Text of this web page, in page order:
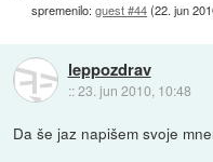
spremenilo:guest #44(22. jun
leppozdrav
::23. jun 2010, 10:48
Da še jaz napišem svoje